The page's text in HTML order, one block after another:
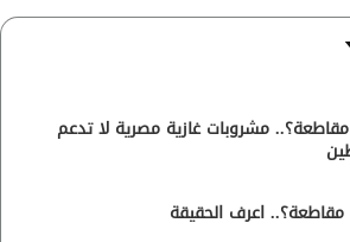
مشروبات غازية مصرية لا تدعم
اعرف الحقيقة